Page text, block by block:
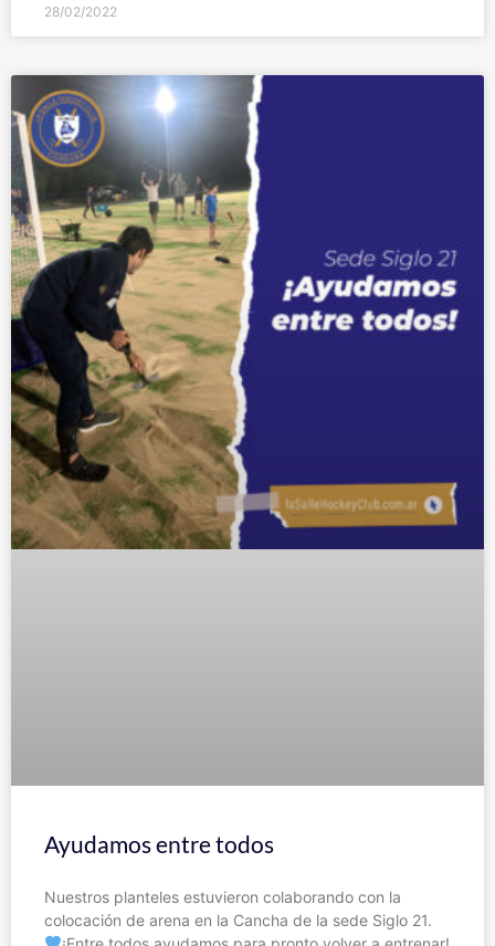
28/02/2022
Ayudamos entre todos
Nuestros planteles estuvieron colaborando con la
colocación de arena en la Cancha de la sede Siglo 21.